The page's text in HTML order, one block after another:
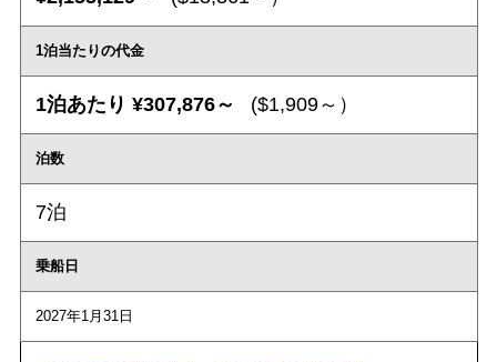
1泊当たりの代金
1泊あたり ¥307,876～ ($1,909～）
泊数
7泊
乗船日
2027年1月31日